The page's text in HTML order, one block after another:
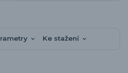
Ke stažení